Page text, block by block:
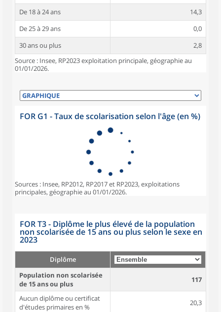
De 18 à 24 ans
14,3
De 25 à 29 ans
0,0
30 ans ou plus
2,8
Source : Insee, RP2023 exploitation principale, géographie au
01/01/2026.
FOR G1 - Taux de scolarisation selon l'âge (en %)
Sources : Insee, RP2012, RP2017 et RP2023, exploitations
principales, géographie au 01/01/2026.
FOR T3 - Diplôme le plus élevé de la population
non scolarisée de 15 ans ou plus selon le sexe en
2023
Diplôme
Population non scolarisée
de 15 ans ou plus
117
Aucun diplôme ou certificat
d'études primaires en %
20,3